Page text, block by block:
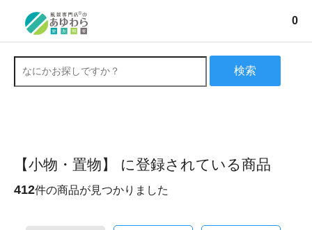
0
検索
【小物・置物】 に登録されている商品
412件の商品が見つかりました